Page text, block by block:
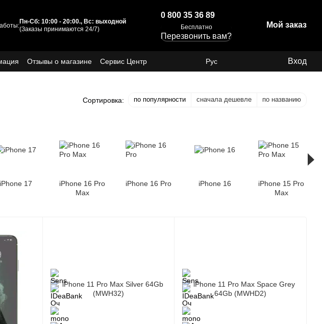
Пн-Сб: 10:00 - 20:00., Вс: выходной
(Заказы принимаются 24/7)
0 800 35 36 89
Бесплатно
Перезвонить вам?
Мой заказ
Отзывы о магазине
Сервис Центр
Рус Вход
Сортировка: по популярности сначала дешевле по названию
iPhone 17
iPhone 16 Pro
Max
iPhone 16 Pro iPhone 16
iPhone 15 Pro
Max